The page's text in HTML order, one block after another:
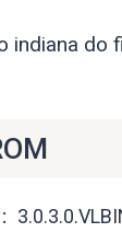
indiana do